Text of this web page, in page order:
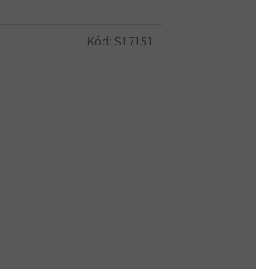
Kód: S17151